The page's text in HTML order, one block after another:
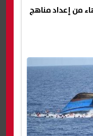
من إعداد مناهج